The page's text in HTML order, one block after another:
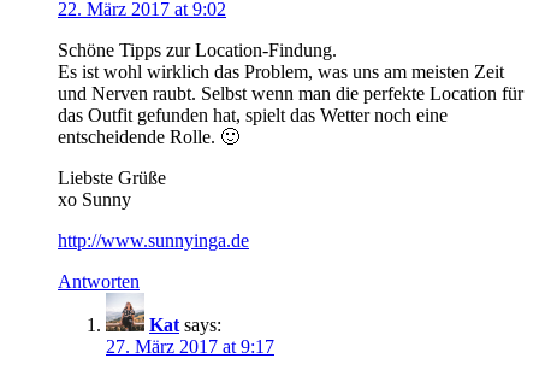
22. März 2017 at 9:02
Schöne Tipps zur Location-Findung.
Es ist wohl wirklich das Problem, was uns am meisten Zeit
und Nerven raubt. Selbst wenn man die perfekte Location für
das Outfit gefunden hat, spielt das Wetter noch eine
entscheidende Rolle. 🙂
Liebste Grüße
xo Sunny
http://www.sunnyinga.de
Antworten
Kat says:
27. März 2017 at 9:17